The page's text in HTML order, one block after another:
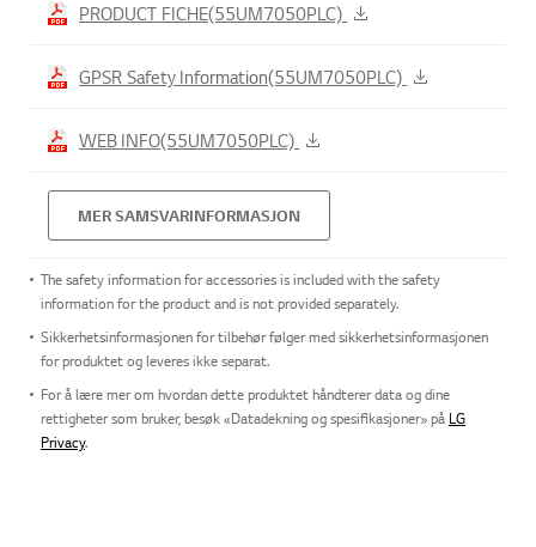
PRODUCT FICHE(55UM7050PLC)
GPSR Safety Information(55UM7050PLC)
WEB INFO(55UM7050PLC)
MER SAMSVARINFORMASJON
The safety information for accessories is included with the safety
information for the product and is not provided separately.
Sikkerhetsinformasjonen for tilbehør følger med sikkerhetsinformasjonen
for produktet og leveres ikke separat.
For å lære mer om hvordan dette produktet håndterer data og dine
rettigheter som bruker, besøk «Datadekning og spesifikasjoner» på LG
Privacy.